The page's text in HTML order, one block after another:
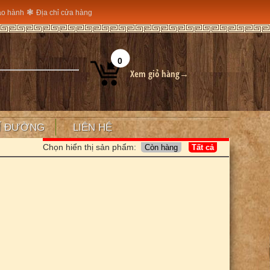
hành ❃ Địa chỉ cửa hàng
0
Xem giỏ hàng→
ĐƯỜNG LIÊN HỆ
Chọn hiển thị sản phẩm: